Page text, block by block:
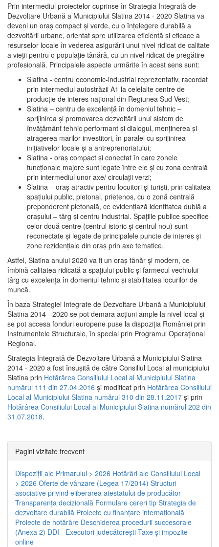
Prin intermediul proiectelor cuprinse în Strategia Integrată de
Dezvoltare Urbană a Municipiului Slatina 2014 - 2020 Slatina va
deveni un oraş compact şi verde, cu o înţelegere durabilă a
dezvoltării urbane, orientat spre utilizarea eficientă şi eficace a
resurselor locale în vederea asigurării unui nivel ridicat de calitate
a vieţii pentru o populaţie tânără, cu un nivel ridicat de pregătire
profesională. Principalele aspecte urmărite în acest sens sunt:
Slatina - centru economic-industrial reprezentativ, racordat
prin intermediul autostrăzii A1 la celelalte centre de
producţie de interes naţional din Regiunea Sud-Vest;
Slatina – centru de excelenţă în domeniul tehnic –
sprijinirea şi promovarea dezvoltării unui sistem de
învăţământ tehnic performant şi dialogul, menţinerea şi
atragerea marilor investitori, în paralel cu sprijinirea
iniţiativelor locale şi a antreprenoriatului;
Slatina - oraş compact şi conectat în care zonele
funcţionale majore sunt legate între ele şi cu zona centrală
prin intermediul unor axe/ circulații verzi;
Slatina – oraş atractiv pentru locuitori şi turişti, prin calitatea
spaţiului public, pietonal, prietenos, cu o zonă centrală
preponderent pietonală, ce evidenţiază identitatea dublă a
oraşului – târg şi centru industrial. Spaţiile publice specifice
celor două centre (centrul istoric şi centrul nou) sunt
reconectate şi legate de principalele puncte de interes şi
zone rezidenţiale din oraş prin axe tematice.
Astfel, Slatina anului 2020 va fi un oraş tânăr şi modern, ce
îmbină calitatea ridicată a spaţiului public şi farmecul vechiului
târg cu excelenţa în domeniul tehnic şi stabilitatea locurilor de
muncă.
În baza Strategiei Integrate de Dezvoltare Urbană a Municipiului
Slatina 2014 - 2020 se pot demara acţiuni ample la nivel local şi
se pot accesa fonduri europene puse la dispoziţia României prin
Instrumentele Structurale, în special prin Programul Operațional
Regional.
Strategia Integrată de Dezvoltare Urbană a Municipiului Slatina
2014 - 2020 a fost însuşită de către Consiliul Local al municipiului
Slatina prin Hotărârea Consiliului Local al Municipiului Slatina
numărul 111 din 27.04.2016 și modificat prin Hotărârea Consiliului
Local al Municipiului Slatina numărul 310 din 28.11.2017 și prin
Hotărârea Consiliului Local al Municipiului Slatina numărul 202 din
31.07.2018.
Pagini vizitate frecvent
Dispoziţii ale Primarului > 2026 Hotărâri ale Consiliului Local
> 2026 Oferte de vânzare (Legea 17/2014) Structuri
asociative privind eliberarea atestatului de producător
Transparenţa decizională Formulare cereri tip Strategia de
dezvoltare durabilă Proiecte cu finanţare internaţională
Proiecte de hotărâre Deschiderea procedurii succesorale
(Anexa 2) DDI - Executori judecătorești Taxe şi impozite
online